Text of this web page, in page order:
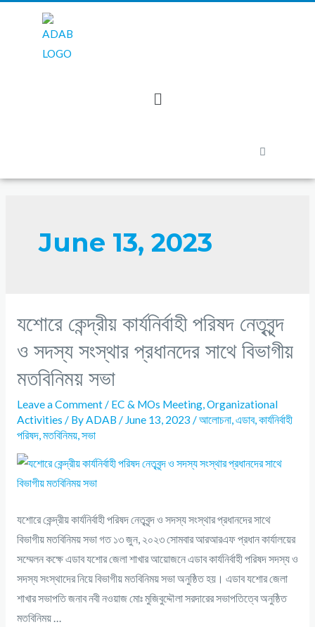
June 13, 2023
যশোরে কেন্দ্রীয় কার্যনির্বাহী পরিষদ নেতৃবৃন্দ
ও সদস্য সংস্থার প্রধানদের সাথে বিভাগীয়
মতবিনিময় সভা
Leave a Comment/ EC & MOs Meeting,Organizational
Activities / ByADAB / June 13, 2023 /আলোচনা,এডাব,কার্যনির্বাহী
পরিষদ,মতবিনিময়,সভা
যশোরে কেন্দ্রীয় কার্যনির্বাহী পরিষদ নেতৃবৃন্দ ও সদস্য সংস্থার প্রধানদের সাথে
বিভাগীয় মতবিনিময় সভা গত ১৩ জুন, ২০২৩ সোমবার আরআরএফ প্রধান কার্যালয়ের
সম্মেলন কক্ষে এডাব যশোর জেলা শাখার আয়োজনে এডাব কার্যনির্বাহী পরিষদ সদস্য ও
সদস্য সংস্থাদের নিয়ে বিভাগীয় মতবিনিময় সভা অনুষ্ঠিত হয়। এডাব যশোর জেলা
শাখার সভাপতি জনাব নবী নওয়াজ মোঃ মুজিবুদ্দৌলা সরদারের সভাপতিত্বে অনুষ্ঠিত
মতবিনিময় …